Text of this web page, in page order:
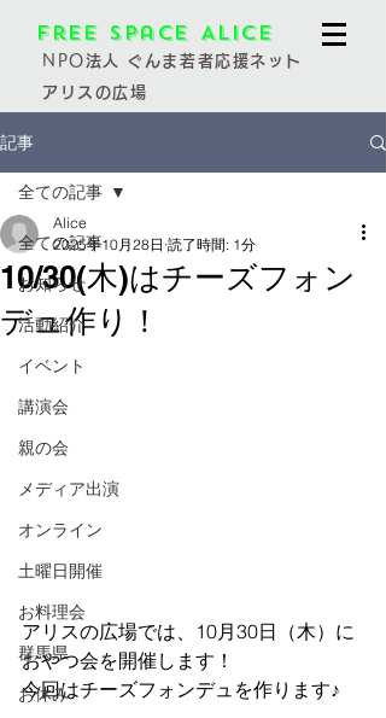
Free Space Alice
NPO法人 ぐんま若者応援ネット
アリスの広場
記事
全ての記事
お知らせ
活動紹介
イベント
講演会
親の会
メディア出演
オンライン
土曜日開催
お料理会
群馬県
お休み
全ての記事
10/30(木)はチーズフォン
デュ作り！
Alice
2025年10月28日 読了時間: 1分
アリスの広場では、10月30日（木）に
おやつ会を開催します！
今回はチーズフォンデュを作ります♪